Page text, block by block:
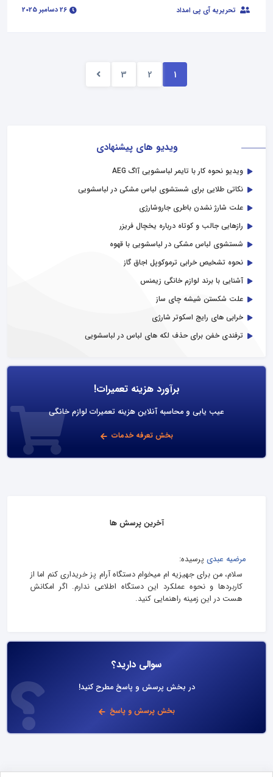
ویدیو های پیشنهادی
ویدیو نحوه کار با تایمر لباسشویی آاگ AEG
نکاتی طلایی برای شستشوی لباس مشکی در لباسشویی
علت شارژ نشدن باطری جاروشارژی
رازهایی جالب و کوتاه درباره یخچال فریزر
شستشوی لباس مشکی در لباسشویی با قهوه
نحوه تشخیص خرابی ترموکوپل اجاق گاز
آشنایی با برند لوازم خانگی زیمنس
علت شکستن شیشه چای ساز
خرابی های رایج اسکوتر شارژی
ترفندی خفن برای حذف لکه های لباس در لباسشویی
برآورد هزینه تعمیرات!
عیب یابی و محاسبه آنلاین هزینه تعمیرات لوازم خانگی
بخش تعرفه خدمات
تحریریه آی پی امداد
1
2
3
آخرین پرسش ها
مرضیه عبدی پرسیده:
سلام، من برای جهیزیه‌ ام میخوام دستگاه آرام پز خریداری کنم اما از
کاربردها و نحوه عملکرد این دستگاه اطلاعی ندارم. اگر امکانش
هست در این زمینه راهنمایی کنید.
سوالی دارید؟
در بخش پرسش و پاسخ مطرح کنید!
بخش پرسش و پاسخ